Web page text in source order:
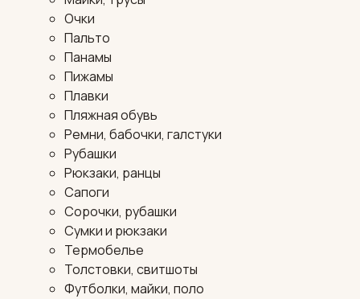
Очки
Пальто
Панамы
Пижамы
Плавки
Пляжная обувь
Ремни, бабочки, галстуки
Рубашки
Рюкзаки, ранцы
Сапоги
Сорочки, рубашки
Сумки и рюкзаки
Термобелье
Толстовки, свитшоты
Футболки, майки, поло